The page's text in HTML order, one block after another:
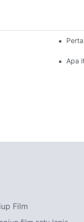
2025 Berakhir
Apa
Film